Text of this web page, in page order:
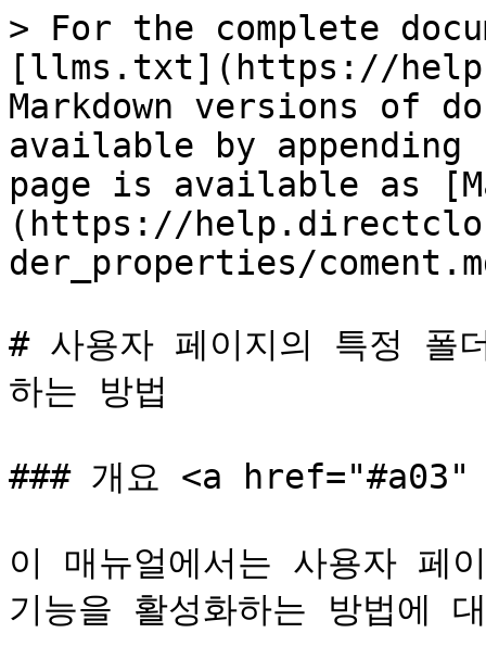
> For the complete
[llms.txt](https://
Markdown versions of
available by
page is available as
(https://
der_properties/
# 사용자 페이지의 특정 폴
하는 방법
### 개요 <a
이 매뉴얼에서는 사용자 페
기능을 활성화하는 방법에